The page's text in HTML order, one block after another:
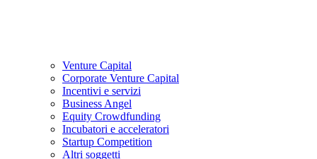
Venture Capital
Corporate Venture Capital
Incentivi e servizi
Business Angel
Equity Crowdfunding
Incubatori e acceleratori
Startup Competition
Altri soggetti